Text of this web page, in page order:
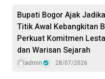
Bupati Bogor Ajak
Titik Awal Kebangkitan
Perkuat Komitmen
dan Warisan Sejarah
admin 28/07/2026